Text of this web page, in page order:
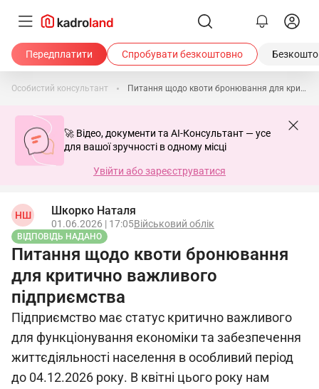
Передплатити Спробувати безкоштовно
Особистий консультант Питання щодо квоти бронювання для критично важливого підприємства
🚀 Відео, документи та AI-Консультант — усе
для вашої зручності в одному місці
Увійти або зареєструватися
НШ Шкорко Наталя
01.06.2026 | 17:05Військовий облік
ВІДПОВІДЬ НАДАНО
Питання щодо квоти бронювання
для критично важливого
підприємства
Підприємство має статус критично важливого
для функціонування економіки та забезпечення
життєдіяльності населення в особливий період
до 04.12.2026 року. В квітні цього року нам